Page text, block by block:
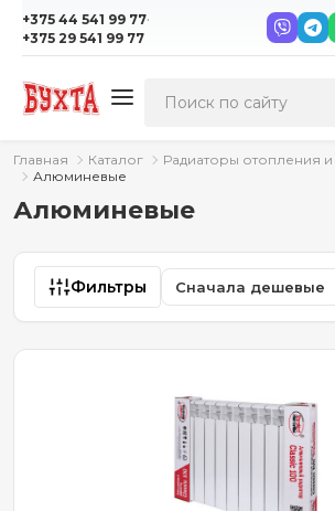
+375 44 541 99 77·
+375 29 541 99 77
Главная Каталог
Радиаторы отопления
Алюминевые
Алюминевые
Фильтры